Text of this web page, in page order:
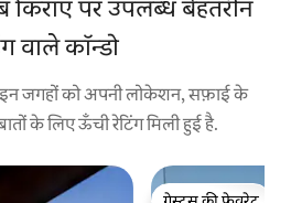
किराए पर उपलब्ध बेहतरीन
वाले कॉन्डो
जगहों को अपनी लोकेशन, सफ़ाई के
के लिए ऊँची रेटिंग मिली हुई है.